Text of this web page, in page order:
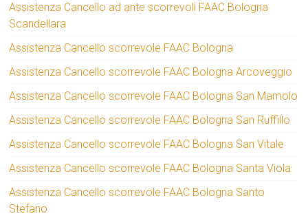
Assistenza Cancello ad ante scorrevoli FAAC Bologna
Scandellara
Assistenza Cancello scorrevole FAAC Bologna
Assistenza Cancello scorrevole FAAC Bologna Arcoveggio
Assistenza Cancello scorrevole FAAC Bologna San Mamolo
Assistenza Cancello scorrevole FAAC Bologna San Ruffillo
Assistenza Cancello scorrevole FAAC Bologna San Vitale
Assistenza Cancello scorrevole FAAC Bologna Santa Viola
Assistenza Cancello scorrevole FAAC Bologna Santo
Stefano